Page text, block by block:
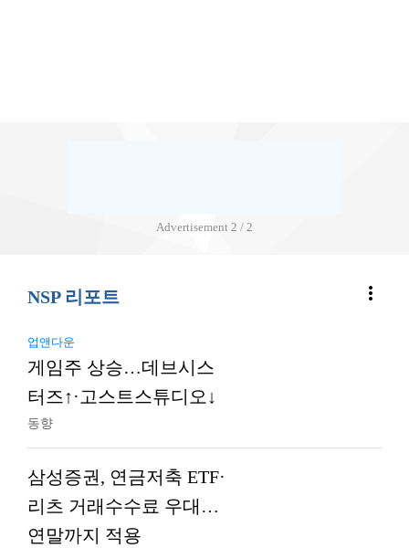
Advertisement 2 / 2
NSP 리포트 more_vert
업앤다운
게임주 상승…데브시스
터즈↑·고스트스튜디오↓
동향
삼성증권, 연금저축 ETF·
리츠 거래수수료 우대…
연말까지 적용